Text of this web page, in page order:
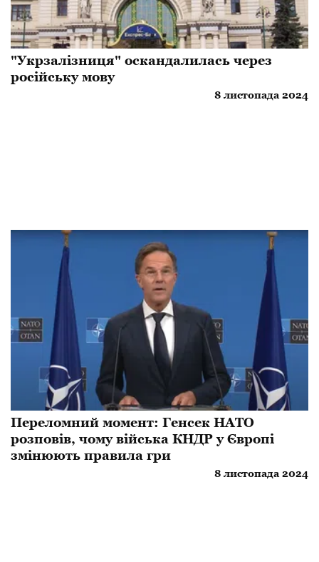
"Укрзалізниця" оскандалилась через
російську мову
8 листопада 2024
Переломний момент: Генсек НАТО
розповів, чому війська КНДР у Європі
змінюють правила гри
8 листопада 2024